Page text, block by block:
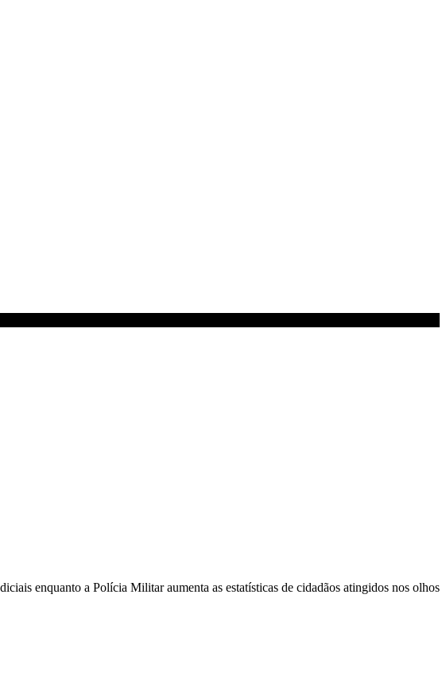
enquanto a Polícia Militar aumenta as estatísticas de cidadãos atingidos nos olhos